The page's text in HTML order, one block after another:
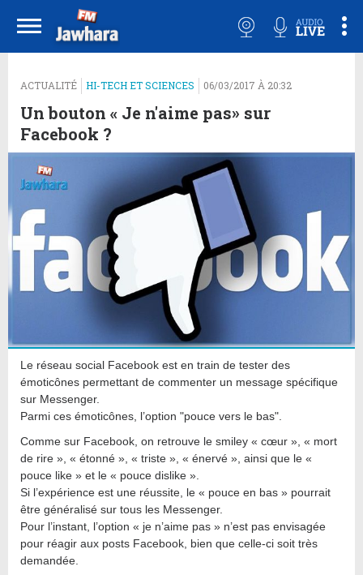
ACTUALITÉ HI-TECH ET SCIENCES 06/03/2017 À 20:32
Un bouton « Je n'aime pas» sur
Facebook ?
Le réseau social Facebook est en train de tester des
émoticônes permettant de commenter un message spécifique
sur Messenger.
Parmi ces émoticônes, l’option "pouce vers le bas".
Comme sur Facebook, on retrouve le smiley « cœur », « mort
de rire », « étonné », « triste », « énervé », ainsi que le «
pouce like » et le « pouce dislike ».
Si l’expérience est une réussite, le « pouce en bas » pourrait
être généralisé sur tous les Messenger.
Pour l’instant, l’option « je n’aime pas » n’est pas envisagée
pour réagir aux posts Facebook, bien que celle-ci soit très
demandée.